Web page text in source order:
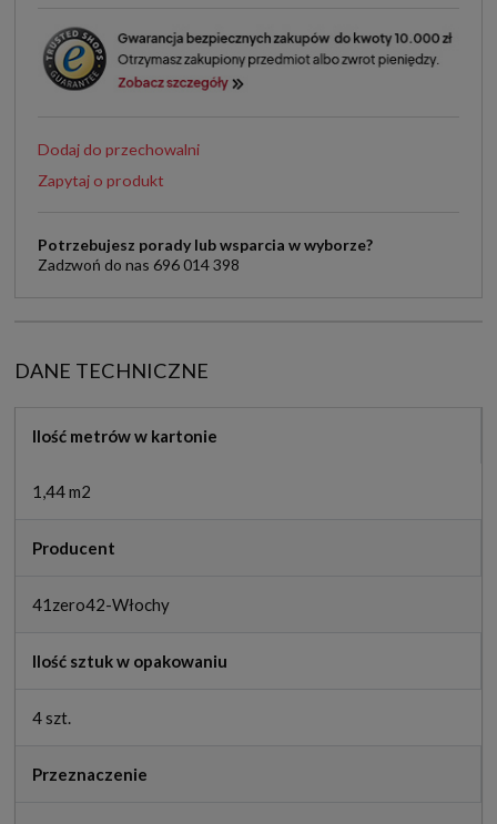
Dodaj do przechowalni
Zapytaj o produkt
Potrzebujesz porady lub wsparcia w wyborze?
Zadzwoń do nas 696 014 398
DANE TECHNICZNE
Ilość metrów w kartonie
1,44 m2
Producent
41zero42-Włochy
Ilość sztuk w opakowaniu
4 szt.
Przeznaczenie